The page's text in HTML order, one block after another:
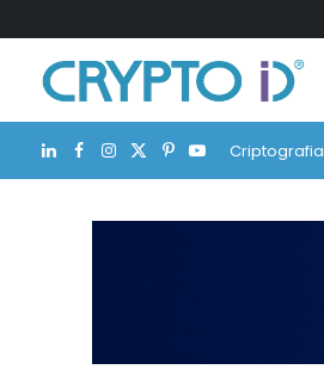
LinkedIn
Facebook
Instagram
X
(Twitter)
Pinterest
YouTubeCriptografia